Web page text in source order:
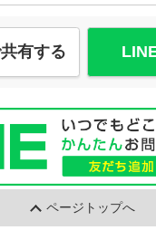
有する
ページトップへ